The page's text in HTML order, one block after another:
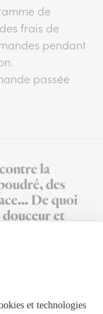
de
frais de
pendant
passée
la
des
De quoi
douceur et
Chaussée